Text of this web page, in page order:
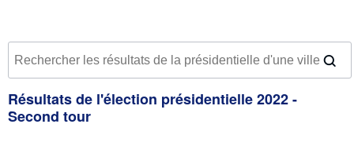
Résultats de l'élection présidentielle 2022 -
Second tour